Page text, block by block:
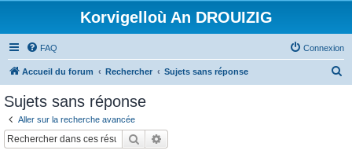
Korvigelloù An DROUIZIG
FAQ Connexion
Accueil du forum Rechercher Sujets sans réponse
Sujets sans réponse
Aller sur la recherche avancée
Rechercher